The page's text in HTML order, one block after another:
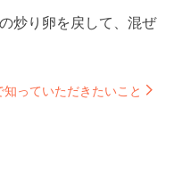
炒り卵を戻して、混ぜ
っていただきたいこと